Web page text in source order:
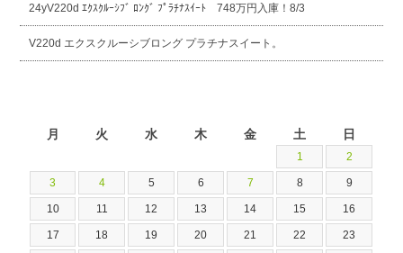
24yV220d ｴｸｽｸﾙｰｼﾌﾞ ﾛﾝｸﾞ ﾌﾟﾗﾁﾅｽｲｰﾄ 748万円入庫！8/3
V220d エクスクルーシブロング プラチナスイート。
月 火 水 木 金 土 日
1 2
3 4 5 6 7 8 9
10 11 12 13 14 15 16
17 18 19 20 21 22 23